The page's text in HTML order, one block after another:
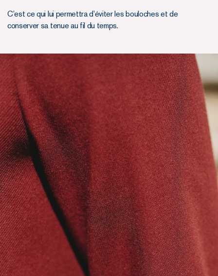
C’est ce qui lui permettra d’éviter les bouloches et de
conserver sa tenue au fil du temps.